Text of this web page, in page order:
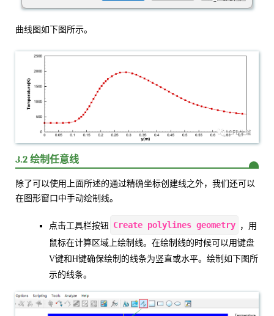
曲线图如下图所示。
3.2 绘制任意线
除了可以使用上面所述的通过精确坐标创建线之外，我们还可以
在图形窗口中手动绘制线。
点击工具栏按钮 Create polylines geometry ，用
鼠标在计算区域上绘制线。在绘制线的时候可以用键盘
V键和H键确保绘制的线条为竖直或水平。绘制如下图所
示的线条。